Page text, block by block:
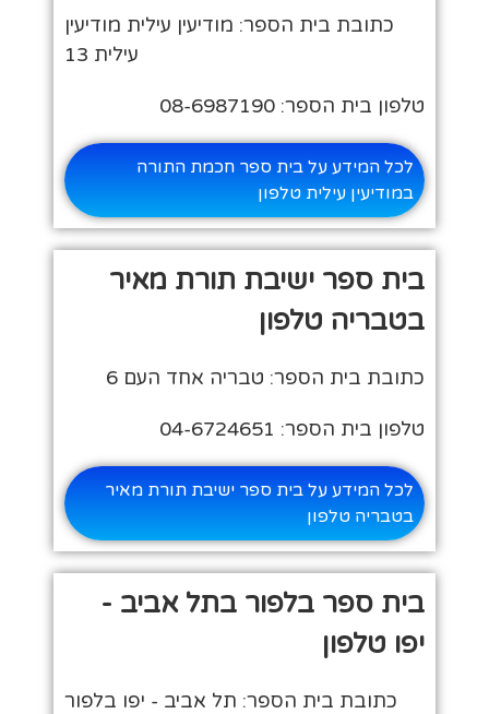
כתובת בית הספר: מודיעין עילית מודיעין
עילית 13
טלפון בית הספר: 08-6987190
לכל המידע על בית ספר חכמת התורה
במודיעין עילית טלפון
בית ספר ישיבת תורת מאיר
בטבריה טלפון
כתובת בית הספר: טבריה אחד העם 6
טלפון בית הספר: 04-6724651
לכל המידע על בית ספר ישיבת תורת מאיר
בטבריה טלפון
בית ספר בלפור בתל אביב -
יפו טלפון
כתובת בית הספר: תל אביב - יפו בלפור